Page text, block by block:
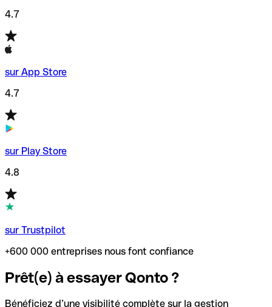
4.7
sur App Store
4.7
sur Play Store
4.8
sur Trustpilot
+600 000 entreprises nous font confiance
Prêt(e) à essayer Qonto ?
Bénéficiez d’une visibilité complète sur la gestion